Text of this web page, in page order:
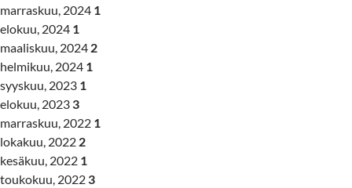
marraskuu, 2024 1
elokuu, 2024 1
maaliskuu, 2024 2
helmikuu, 2024 1
syyskuu, 2023 1
elokuu, 2023 3
marraskuu, 2022 1
lokakuu, 2022 2
kesäkuu, 2022 1
toukokuu, 2022 3